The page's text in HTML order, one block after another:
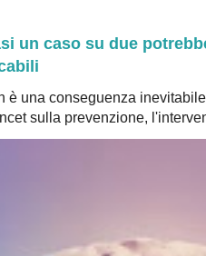
un caso su due
è una conseguenza
sulla prevenzione,